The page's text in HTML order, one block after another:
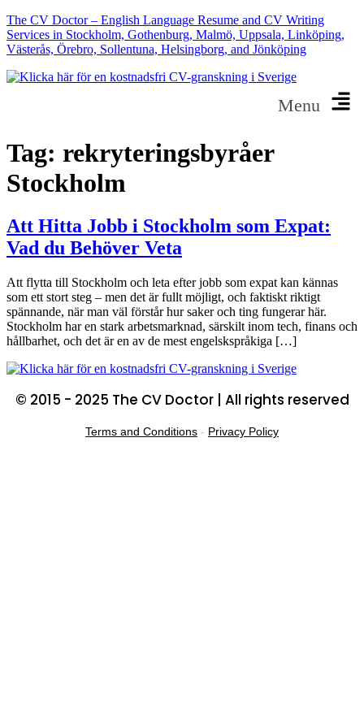
The CV Doctor – English Language Resume and CV Writing
Services in Stockholm, Gothenburg, Malmö, Uppsala, Linköping,
Västerås, Örebro, Sollentuna, Helsingborg, and Jönköping
Menu
Tag: rekryteringsbyråer
Stockholm
Att Hitta Jobb i Stockholm som Expat:
Vad du Behöver Veta
Att flytta till Stockholm och leta efter jobb som expat kan kännas
som ett stort steg – men det är fullt möjligt, och faktiskt riktigt
spännande, när man väl förstår hur saker och ting fungerar här.
Stockholm har en stark arbetsmarknad, särskilt inom tech, finans och
hållbarhet, och det är en av de mest engelskspråkiga […]
© 2015 - 2025 The CV Doctor | All rights reserved
Terms and Conditions - Privacy Policy